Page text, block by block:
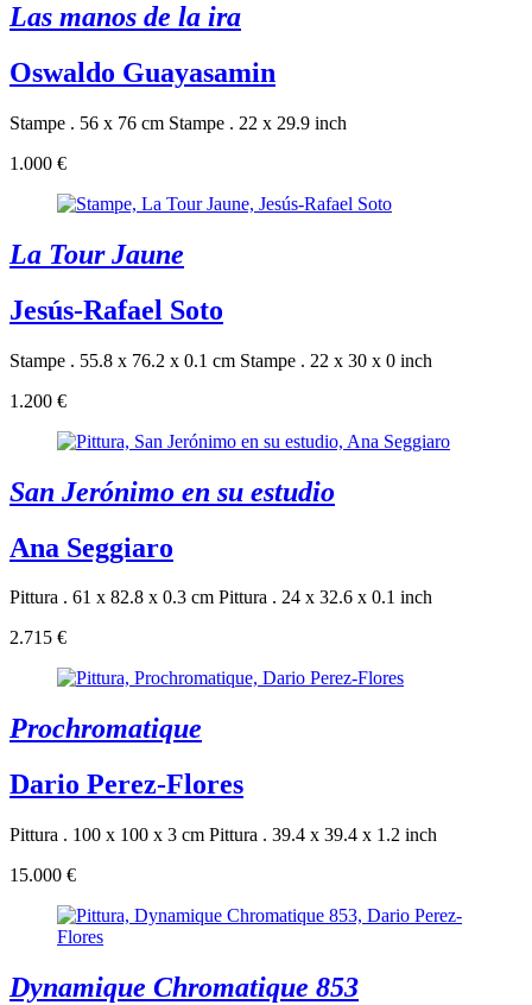
Las manos de la ira
Oswaldo Guayasamin
Stampe . 56 x 76 cm Stampe . 22 x 29.9 inch
1.000 €
La Tour Jaune
Jesús-Rafael Soto
Stampe . 55.8 x 76.2 x 0.1 cm Stampe . 22 x 30 x 0 inch
1.200 €
San Jerónimo en su estudio
Ana Seggiaro
Pittura . 61 x 82.8 x 0.3 cm Pittura . 24 x 32.6 x 0.1 inch
2.715 €
Prochromatique
Dario Perez-Flores
Pittura . 100 x 100 x 3 cm Pittura . 39.4 x 39.4 x 1.2 inch
15.000 €
Dynamique Chromatique 853